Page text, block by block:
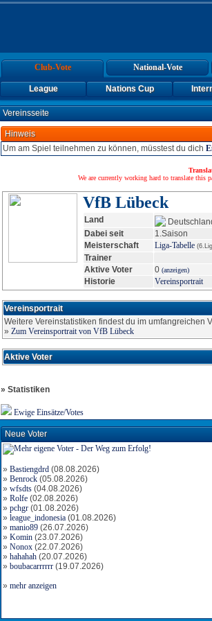
Club-Vote National-Vote
League Nations Cup
Vereinsseite
Hinweis
Um am Spiel teilnehmen zu können, müsstest du dich
We are currently working hard to translate this
VfB Lübeck
Land
Dabei seit
1.Saison
Meisterschaft
Liga-Tabelle
Trainer
Aktive Voter
0 (anzeigen)
Historie Vereinsportrait
Vereinsportrait
Weitere Vereinstatistiken findest du im umfangreichen
» Zum Vereinsportrait von VfB Lübeck
Aktive Voter
» Statistiken
Ewige Einsätze/Votes
Neue Voter
» Bastiengdrd (08.08.2026)
» Benrock (05.08.2026)
» wfsdts (04.08.2026)
» Rolfe (02.08.2026)
» pchgr (01.08.2026)
» league_indonesia (01.08.2026)
» manio89 (26.07.2026)
» Komin (23.07.2026)
» Nonox (22.07.2026)
» hahahah (20.07.2026)
» boubacarrrrrr (19.07.2026)
» mehr anzeigen